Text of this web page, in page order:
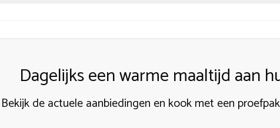
Dagelijks een warme maaltijd aan
Bekijk de actuele aanbiedingen en kook met een